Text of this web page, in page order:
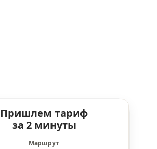
Пришлем тариф
за 2 минуты
Маршрут